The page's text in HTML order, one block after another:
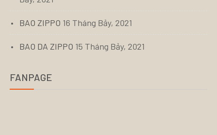
BAO ZIPPO 16 Tháng Bảy, 2021
BAO DA ZIPPO 15 Tháng Bảy, 2021
FANPAGE